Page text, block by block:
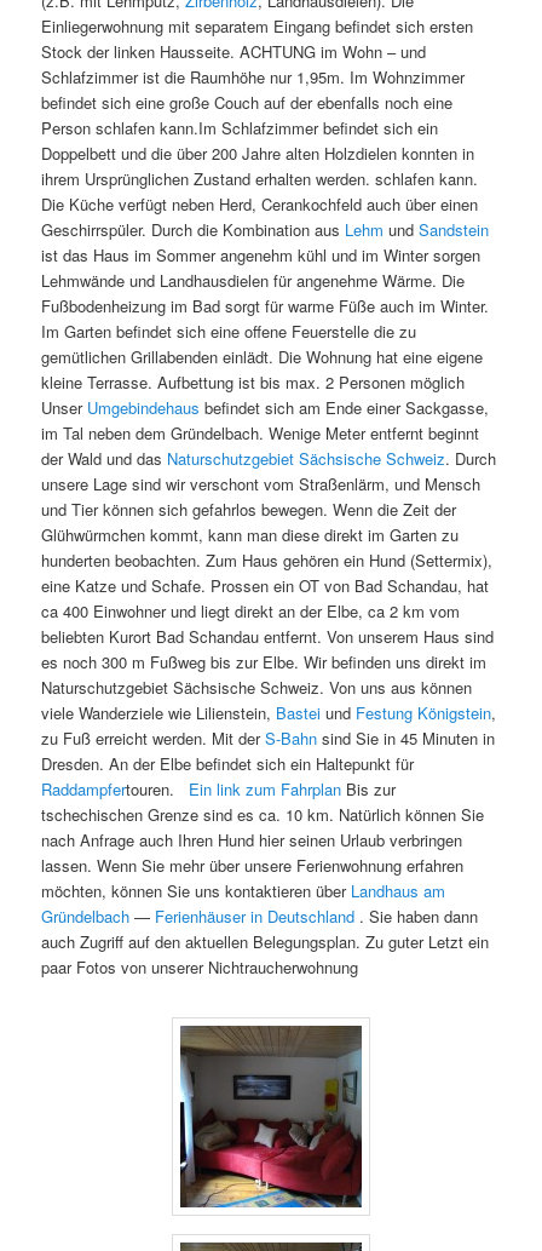
Einliegerwohnung mit separatem Eingang befindet sich ersten
Stock der linken Hausseite. ACHTUNG im Wohn – und
Schlafzimmer ist die Raumhöhe nur 1,95m. Im Wohnzimmer
befindet sich eine große Couch auf der ebenfalls noch eine
Person schlafen kann.Im Schlafzimmer befindet sich ein
Doppelbett und die über 200 Jahre alten Holzdielen konnten in
ihrem Ursprünglichen Zustand erhalten werden. schlafen kann.
Die Küche verfügt neben Herd, Cerankochfeld auch über einen
Geschirrspüler. Durch die Kombination aus Lehm undSandstein
ist das Haus im Sommer angenehm kühl und im Winter sorgen
Lehmwände und Landhausdielen für angenehme Wärme. Die
Fußbodenheizung im Bad sorgt für warme Füße auch im Winter.
Im Garten befindet sich eine offene Feuerstelle die zu
gemütlichen Grillabenden einlädt. Die Wohnung hat eine eigene
kleine Terrasse. Aufbettung ist bis max. 2 Personen möglich
Unser Umgebindehaus befindet sich am Ende einer Sackgasse,
im Tal neben dem Gründelbach. Wenige Meter entfernt beginnt
der Wald und das Naturschutzgebiet Sächsische Schweiz. Durch
unsere Lage sind wir verschont vom Straßenlärm, und Mensch
und Tier können sich gefahrlos bewegen. Wenn die Zeit der
Glühwürmchen kommt, kann man diese direkt im Garten zu
hunderten beobachten. Zum Haus gehören ein Hund (Settermix),
eine Katze und Schafe. Prossen ein OT von Bad Schandau, hat
ca 400 Einwohner und liegt direkt an der Elbe, ca 2 km vom
beliebten Kurort Bad Schandau entfernt. Von unserem Haus sind
es noch 300 m Fußweg bis zur Elbe. Wir befinden uns direkt im
Naturschutzgebiet Sächsische Schweiz. Von uns aus können
viele Wanderziele wie Lilienstein, Bastei und Festung Königstein,
zu Fuß erreicht werden. Mit derS-Bahn sind Sie in 45 Minuten in
Dresden. An der Elbe befindet sich ein Haltepunkt für
Raddampfertouren. Ein link zum Fahrplan Bis zur
tschechischen Grenze sind es ca. 10 km. Natürlich können Sie
nach Anfrage auch Ihren Hund hier seinen Urlaub verbringen
lassen. Wenn Sie mehr über unsere Ferienwohnung erfahren
möchten, können Sie uns kontaktieren über Landhaus am
Gründelbach — Ferienhäuser in Deutschland . Sie haben dann
auch Zugriff auf den aktuellen Belegungsplan. Zu guter Letzt ein
paar Fotos von unserer Nichtraucherwohnung